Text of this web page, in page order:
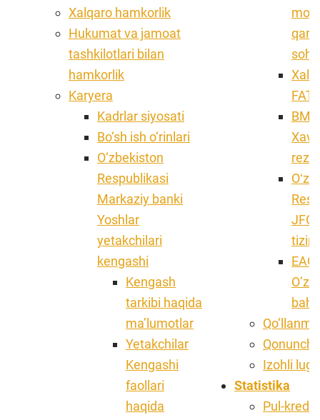
Xalqaro hamkorlik
Hukumat va jamoat
tashkilotlari bilan
hamkorlik
Karyera
Kadrlar siyosati
Bo‘sh ish o‘rinlari
O‘zbekiston
Respublikasi
Markaziy banki
Yoshlar
yetakchilari
kengashi
Kengash
tarkibi haqida
ma’lumotlar
Yetakchilar
Kengashi
faollari
haqida
EAG
Izohli
Statistika
Pul-